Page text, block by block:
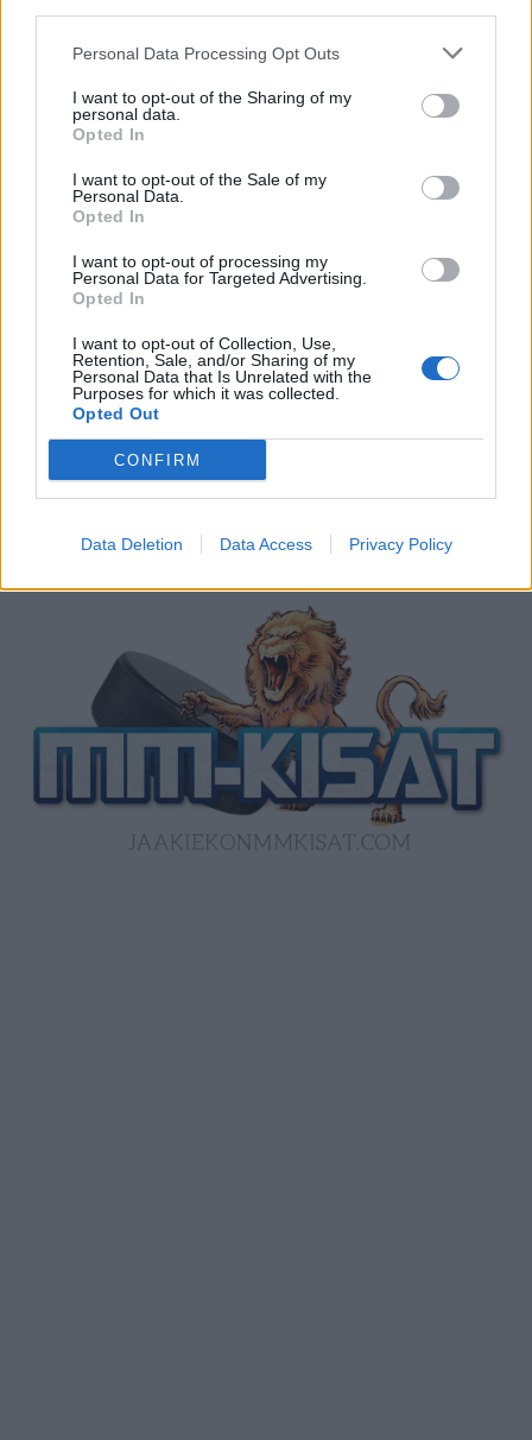
Personal Data Processing Opt Outs
I want to opt-out of the Sharing of my
personal data.
Opted In
I want to opt-out of the Sale of my
Personal Data.
Opted In
I want to opt-out of processing my
Personal Data for Targeted Advertising.
Opted In
I want to opt-out of Collection, Use,
Retention, Sale, and/or Sharing of my
Personal Data that Is Unrelated with the
Purposes for which it was collected.
Opted Out
CONFIRM
Data Deletion Data Access Privacy Policy
otteluohjelma ja Suomen
joukkue
ensimmäiset nimet julki
LIITTYVÄT ARTIKKELIT
Leijonat julkisti ketjut Sveitsi-peliin –
Aleksander Barkov tekee paluun
Venäläisveskari sekosi Suomen 2.
divisioonassa – sai samasta tilanteesta
50 jäähyminuuttia
Kanada – USA klo 15:10 – näin katsot
ottelun ilmaiseksi TV:stä